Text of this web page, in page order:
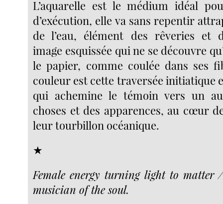
L’aquarelle est le médium idéal
d’exécution, elle va sans repentir
de l’eau, élément des rêveries et
image esquissée qui ne se découvre
le papier, comme coulée dans ses
couleur est cette traversée initiatique
qui achemine le témoin vers un
choses et des apparences, au cœur
leur tourbillon océanique.
★
Female energy turning light to matter
musician of the soul.